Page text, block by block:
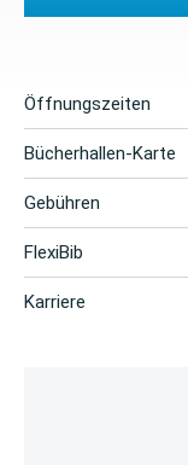
Öffnungszeiten
Bücherhallen-Karte
Gebühren
FlexiBib
Karriere